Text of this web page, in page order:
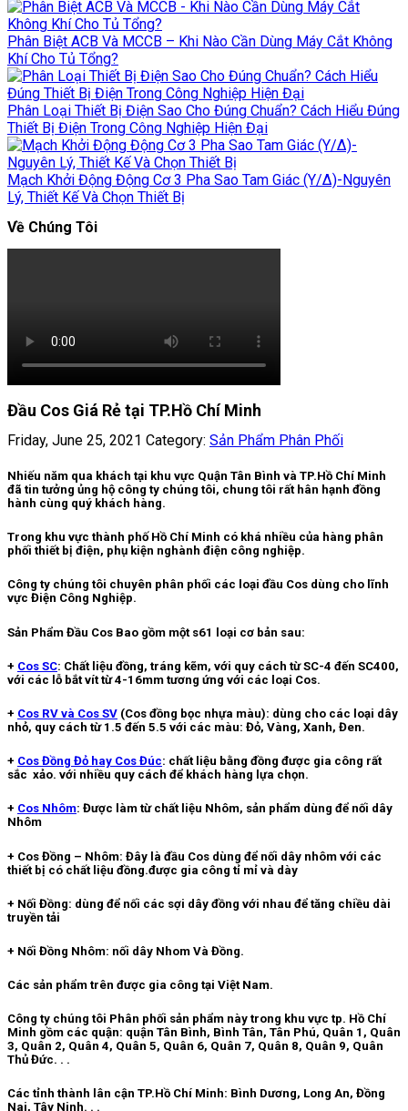
Phân Biệt ACB Và MCCB – Khi Nào Cần Dùng Máy Cắt Không
Khí Cho Tủ Tổng?
Phân Loại Thiết Bị Điện Sao Cho Đúng Chuẩn? Cách Hiểu Đúng
Thiết Bị Điện Trong Công Nghiệp Hiện Đại
Mạch Khởi Động Động Cơ 3 Pha Sao Tam Giác (Y/Δ)-Nguyên
Lý, Thiết Kế Và Chọn Thiết Bị
Về Chúng Tôi
Đầu Cos Giá Rẻ tại TP.Hồ Chí Minh
Friday, June 25, 2021 Category: Sản Phẩm Phân Phối
Nhiếu năm qua khách tại khu vực Quận Tân Bình và TP.Hồ Chí Minh
đã tin tưởng ủng hộ công ty chúng tôi, chung tôi rất hân hạnh đồng
hành cùng quý khách hàng.
Trong khu vực thành phố Hồ Chí Minh có khá nhiều của hàng phân
phối thiết bị điện, phụ kiện nghành điện công nghiệp.
Công ty chúng tôi chuyên phân phối các loại đầu Cos dùng cho lĩnh
vực Điện Công Nghiệp.
Sản Phẩm Đầu Cos Bao gồm một s61 loại cơ bản sau:
+ Cos SC: Chất liệu đồng, tráng kẽm, với quy cách từ SC-4 đến SC400,
với các lỗ bắt vít từ 4-16mm tương ứng với các loại Cos.
+ Cos RV và Cos SV (Cos đồng bọc nhựa màu): dùng cho các loại dây
nhỏ, quy cách từ 1.5 đến 5.5 với các màu: Đỏ, Vàng, Xanh, Đen.
+ Cos Đồng Đỏ hay Cos Đúc: chất liệu bằng đồng được gia công rất
sắc xảo. với nhiều quy cách để khách hàng lựa chọn.
+ Cos Nhôm: Được làm từ chất liệu Nhôm, sản phẩm dùng để nối dây
Nhôm
+ Cos Đồng – Nhôm: Đây là đầu Cos dùng để nối dây nhôm với các
thiết bị có chất liệu đồng.được gia công tỉ mỉ và dày
+ Nối Đồng: dùng để nối các sợi dây đồng với nhau để tăng chiều dài
truyền tải
+ Nối Đồng Nhôm: nối dây Nhom Và Đồng.
Các sản phẩm trên được gia công tại Việt Nam.
Công ty chúng tôi Phân phối sản phẩm này trong khu vực tp. Hồ Chí
Minh gồm các quận: quận Tân Bình, Bình Tân, Tân Phú, Quân 1, Quân
3, Quân 2, Quân 4, Quân 5, Quân 6, Quân 7, Quân 8, Quân 9, Quân
Thủ Đức. . .
Các tỉnh thành lân cận TP.Hồ Chí Minh: Bình Dương, Long An, Đồng
Nai, Tây Ninh. . .